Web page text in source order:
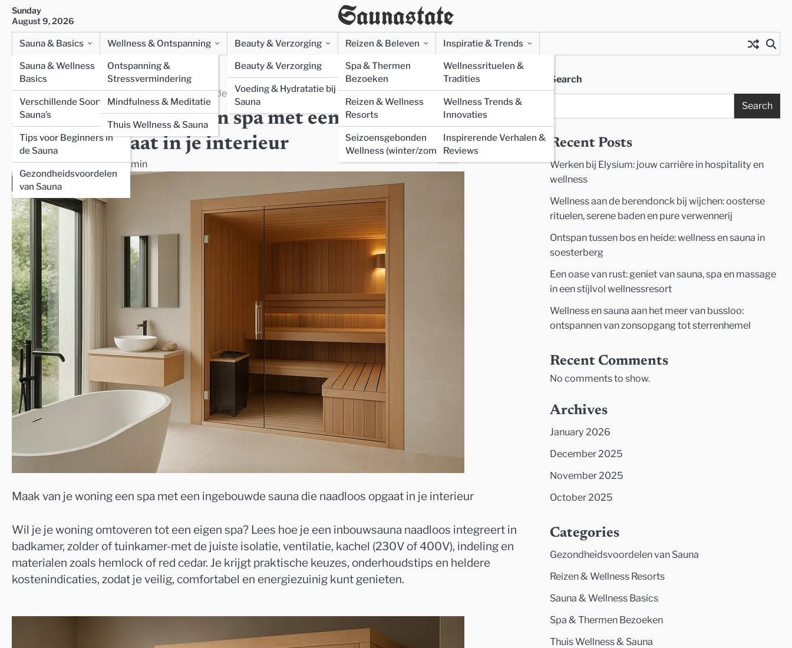
Skip
content
Sunday
August 9, 2026
Saunastate
Sauna & Basics
Sauna & Wellness
Basics
Verschillende Soorten
Sauna’s
Tips voor Beginners in
de Sauna
Gezondheidsvoordelen
van Sauna
Wellness & Ontspanning
Ontspanning &
Stressvermindering
Mindfulness & Meditatie
Thuis Wellness & Sauna
Beauty & Verzorging
Beauty & Verzorging
Voeding & Hydratatie bij
Sauna
Reizen & Beleven
Spa & Thermen
Bezoeken
Reizen & Wellness
Resorts
Seizoensgebonden
Wellness (winter/zomer)
Inspiratie & Trends
Wellnessrituelen &
Tradities
Wellness Trends &
Innovaties
Inspirerende Verhalen &
Reviews
Home
Thuis Wellness & Sauna
Maak van je woning een spa met een ingebouwde sauna die naadloos opgaat in je interieur
Maak van je woning een spa met een ingebouwde sauna die
naadloos opgaat in je interieur
November 29, 2025 admin
Maak van je woning een spa met een ingebouwde sauna die naadloos opgaat in je interieur
Wil je je woning omtoveren tot een eigen spa? Lees hoe je een inbouwsauna naadloos integreert in
badkamer, zolder of tuinkamer-met de juiste isolatie, ventilatie, kachel (230V of 400V), indeling en
materialen zoals hemlock of red cedar. Je krijgt praktische keuzes, onderhoudstips en heldere
kostenindicaties, zodat je veilig, comfortabel en energiezuinig kunt genieten.
Search
Search
Recent Posts
Werken bij Elysium: jouw carrière in hospitality en
wellness
Wellness aan de berendonck bij wijchen: oosterse
rituelen, serene baden en pure verwennerij
Ontspan tussen bos en heide: wellness en sauna in
soesterberg
Een oase van rust: geniet van sauna, spa en massage
in een stijlvol wellnessresort
Wellness en sauna aan het meer van bussloo:
ontspannen van zonsopgang tot sterrenhemel
Recent Comments
No comments to show.
Archives
January 2026
December 2025
November 2025
October 2025
Categories
Gezondheidsvoordelen van Sauna
Reizen & Wellness Resorts
Sauna & Wellness Basics
Spa & Thermen Bezoeken
Thuis Wellness & Sauna